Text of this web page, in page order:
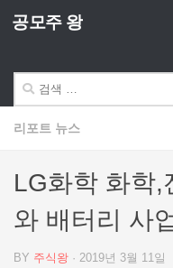
Skip to content
공모주 왕
리포트 뉴스
LG화학 화학,
와 배터리 사
BY 주식왕 · 2019년 3월 11일